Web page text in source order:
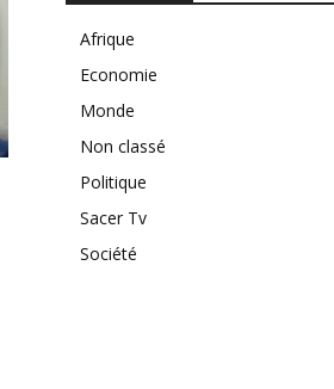
Afrique
Economie
Monde
Non classé
Politique
Sacer Tv
Société